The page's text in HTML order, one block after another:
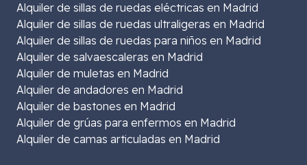
Alquiler de sillas de ruedas eléctricas en Madrid
Alquiler de sillas de ruedas ultraligeras en Madrid
Alquiler de sillas de ruedas para niños en Madrid
Alquiler de salvaescaleras en Madrid
Alquiler de muletas en Madrid
Alquiler de andadores en Madrid
Alquiler de bastones en Madrid
Alquiler de grúas para enfermos en Madrid
Alquiler de camas articuladas en Madrid